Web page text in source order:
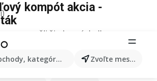
kategórie, produkty... Zvoľte mesto
kompót akcia -
nenašli žiadne výsledky.
v obchodoch Lidl
Ashwagandha Nintendo Switch